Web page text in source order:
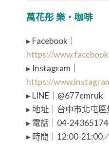
萬花彤 樂・咖啡
▸ Facebook｜
https://
▸ Instagram｜
https://
▸ LINE｜@677emruk
▸ 地址｜台中市北屯
▸ 電話｜04-
▸ 時間｜12:00-21:00